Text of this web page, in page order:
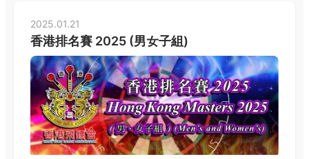
2025.01.21
香港排名賽 2025 (男女子組)